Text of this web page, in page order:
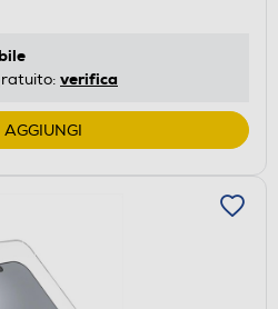
verifica
AGGIUNGI